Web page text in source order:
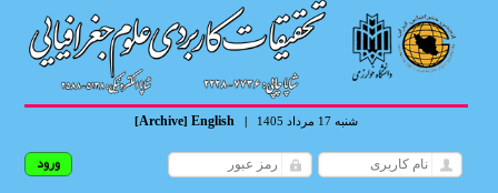
شنبه 17 مرداد 1405 |
English
[Archive]